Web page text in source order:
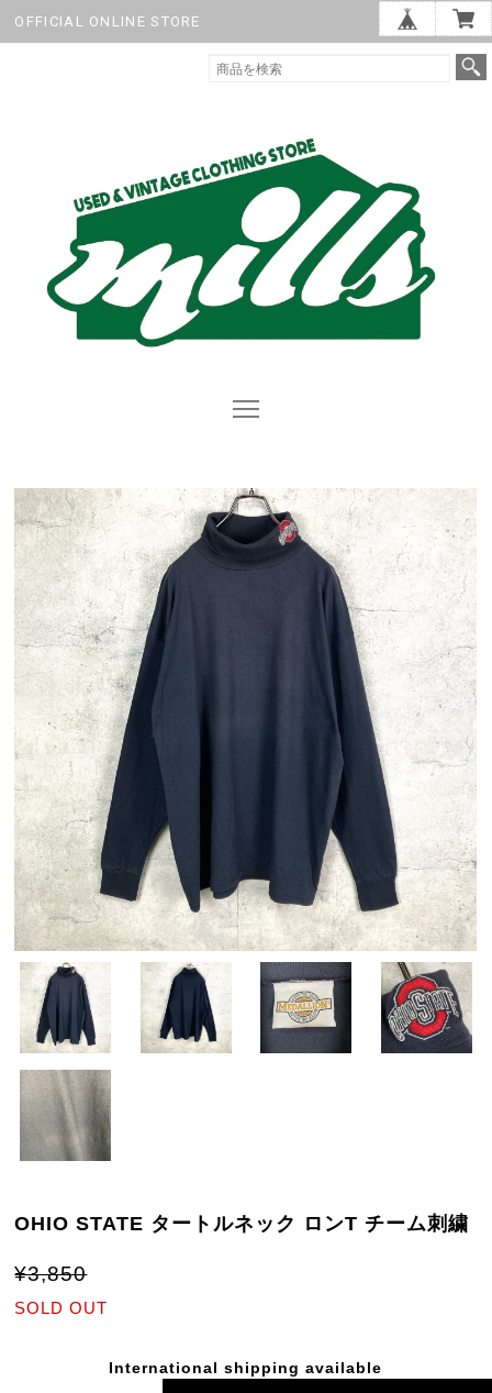
OFFICIAL ONLINE STORE
OHIO STATE タートルネック ロンT チーム刺繍
¥3,850
SOLD OUT
International shipping available